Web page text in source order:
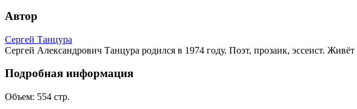
Автор
Сергей Танцура
Сергей Александрович Танцура родился в 1974 году. Поэт, прозаик, эссеист. Живёт
Подробная информация
Объем: 554 стр.